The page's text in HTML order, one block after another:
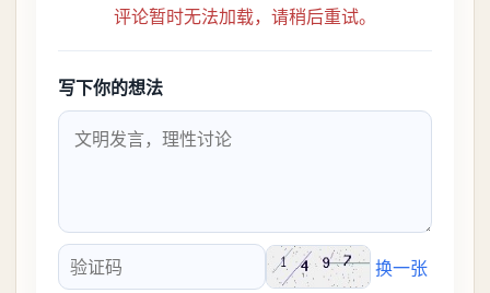
评论暂时无法加载，请稍后重试。
写下你的想法
验证码
换一张